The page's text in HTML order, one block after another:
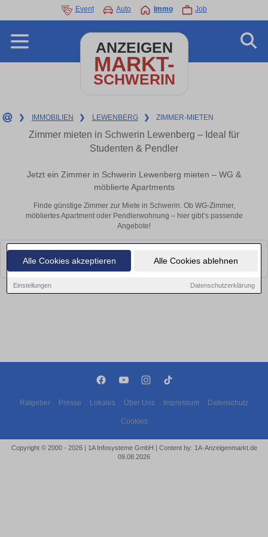
Alle Cookies akzeptieren Alle Cookies ablehnen
Einstellungen Datenschutzerklärung
Event Auto Immo Job
ANZEIGEN
MARKT-
SCHWERIN
❯ IMMOBILIEN ❯ LEWENBERG ❯ ZIMMER-MIETEN
Zimmer mieten in Schwerin Lewenberg – Ideal für
Studenten & Pendler
Jetzt ein Zimmer in Schwerin Lewenberg mieten – WG &
möblierte Apartments
Finde günstige Zimmer zur Miete in Schwerin. Ob WG-Zimmer,
möbliertes Apartment oder Pendlerwohnung – hier gibt’s passende
Angebote!
Leider konnten wir derzeit keine passenden Objekte finden. Schauen Sie
bald wieder vorbei!
Ratgeber Presse Lokales Über Uns Impressum Datenschutz
Cookies
Copyright © 2000 - 2026 | 1A Infosysteme GmbH | Content by: 1A-Anzeigenmarkt.de
09.08.2026